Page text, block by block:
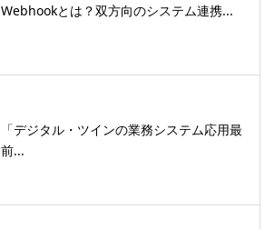
Webhookとは？双方向のシステム連携...
「デジタル・ツインの業務システム応用最
前...